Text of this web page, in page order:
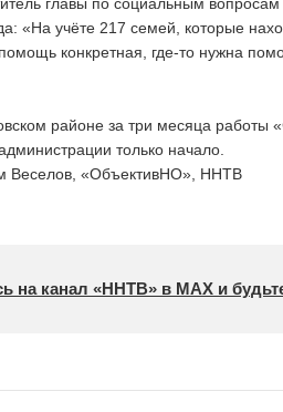
«На учёте 217 семей, которые
конкретная, где-то нужна
районе за три месяца работы
только начало.
Веселов, «ОбъективНО», ННТВ
на канал «ННТВ» в МАХ и